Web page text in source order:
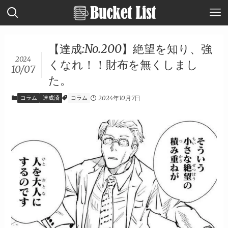
【達成:No.200】絶望を知り、強
くなれ！！財布を無くしまし
た。
2024
10/07
コラム 達成済 コラム 2024年10月7日